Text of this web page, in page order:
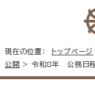
現在の位置： トップページ
公開 > 令和8年 公務日